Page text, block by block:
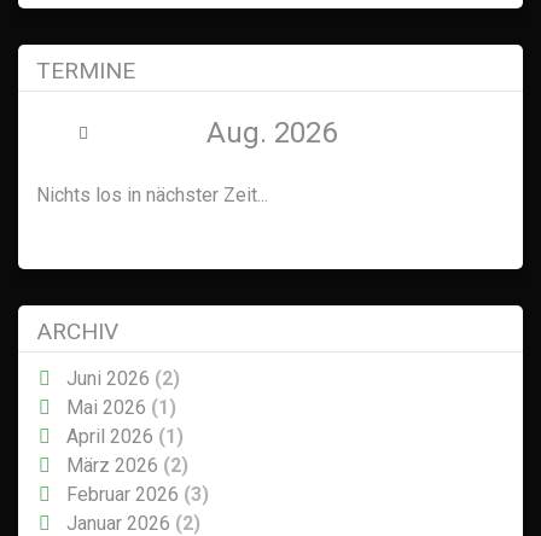
TERMINE
Aug. 2026
Nichts los in nächster Zeit...
ARCHIV
Juni 2026 (2)
Mai 2026 (1)
April 2026 (1)
März 2026 (2)
Februar 2026 (3)
Januar 2026 (2)